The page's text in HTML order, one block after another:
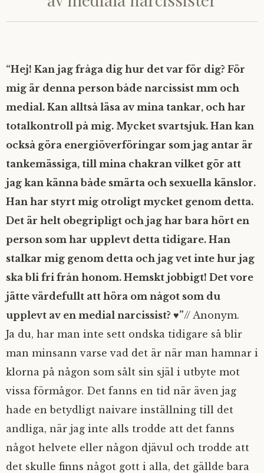
“Hej! Kan jag fråga dig hur det var för dig? För
mig är denna person både narcissist mm och
medial. Kan alltså läsa av mina tankar, och har
totalkontroll på mig. Mycket svartsjuk. Han kan
också göra energiöverföringar som jag antar är
tankemässiga, till mina chakran vilket gör att
jag kan känna både smärta och sexuella känslor.
Han har styrt mig otroligt mycket genom detta.
Det är helt obegripligt och jag har bara hört en
person som har upplevt detta tidigare. Han
stalkar mig genom detta och jag vet inte hur jag
ska bli fri från honom. Hemskt jobbigt! Det vore
jätte värdefullt att höra om något som du
upplevt av en medial narcissist? ♥”// Anonym.
Ja du, har man inte sett ondska tidigare så blir
man minsann varse vad det är när man hamnar i
klorna på någon som sålt sin själ i utbyte mot
vissa förmågor. Det fanns en tid när även jag
hade en betydligt naivare inställning till det
andliga, när jag inte alls trodde att det fanns
något helvete eller någon djävul och trodde att
det skulle finns något gott i alla, det gällde bara